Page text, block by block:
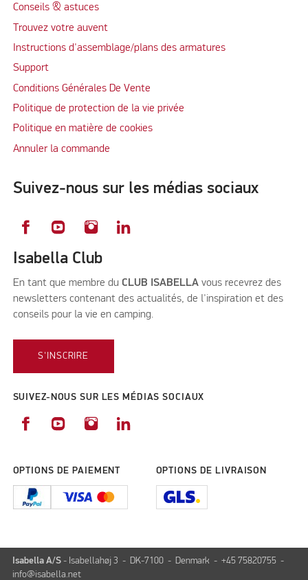
Conseils & astuces
Trouvez votre auvent
Instructions d'assemblage/plans des armatures
Support
Conditions Générales De Vente
Politique de protection de la vie privée
Politique en matière de cookies
Annuler la commande
Suivez-nous sur les médias sociaux
Isabella Club
En tant que membre du CLUB ISABELLA vous recevrez des
newsletters contenant des actualités, de l'inspiration et des
conseils pour la vie en camping.
S'INSCRIRE
SUIVEZ-NOUS SUR LES MÉDIAS SOCIAUX
OPTIONS DE PAIEMENT OPTIONS DE LIVRAISON
Isabella A/S - Isabellahøj 3 - DK-7100 - Denmark - +45 75820755 -
info@isabella.net